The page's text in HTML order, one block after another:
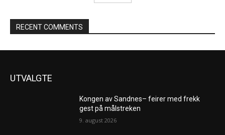
RECENT COMMENTS
UTVALGTE
Kongen av Sandnes– feirer med frekk
gest på målstreken
9. august 2026